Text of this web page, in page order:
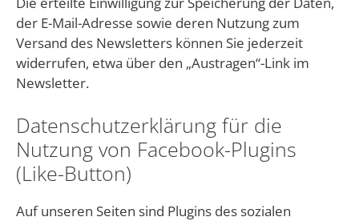
der E-Mail-Adresse sowie deren Nutzung zum
Versand des Newsletters können Sie jederzeit
widerrufen, etwa über den „Austragen“-Link im
Newsletter.
Datenschutzerklärung für die
Nutzung von Facebook-Plugins
(Like-Button)
Auf unseren Seiten sind Plugins des sozialen